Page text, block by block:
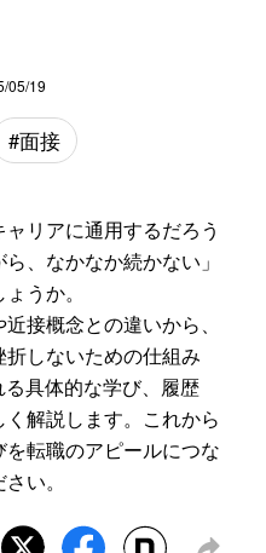
05/19
面接
リアに通用するだろう
、なかなか続かない」
うか。
接概念との違いから、
しないための仕組み
具体的な学び、履歴
解説します。これから
転職のアピールにつな
い。